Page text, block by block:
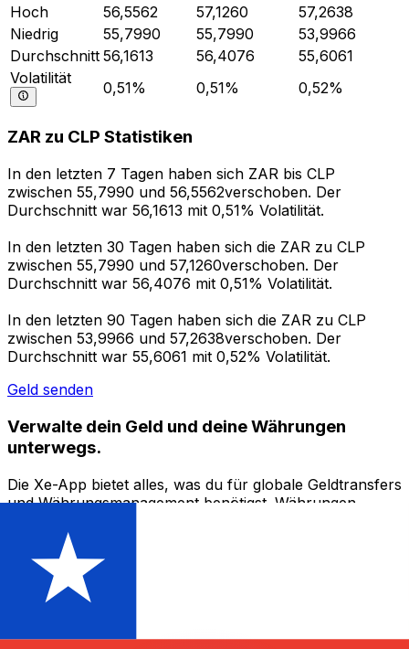
Hoch
56,5562 57,1260
57,2638
Niedrig
55,7990 55,7990
53,9966
Durchschnitt 56,1613 56,4076
55,6061
Volatilität
0,51% 0,51% 0,52%
ZAR zu CLP Statistiken
In den letzten 7 Tagen haben sich ZAR bis CLP
zwischen 55,7990 und 56,5562verschoben. Der
Durchschnitt war 56,1613 mit 0,51% Volatilität.
In den letzten 30 Tagen haben sich die ZAR zu CLP
zwischen 55,7990 und 57,1260verschoben. Der
Durchschnitt war 56,4076 mit 0,51% Volatilität.
In den letzten 90 Tagen haben sich die ZAR zu CLP
zwischen 53,9966 und 57,2638verschoben. Der
Durchschnitt war 55,6061 mit 0,52% Volatilität.
Geld senden
Verwalte dein Geld und deine Währungen
unterwegs.
Die Xe-App bietet alles, was du für globale Geldtransfers
und Währungsmanagement benötigst. Währungen
Geld ins Ausland überweisen, ohne versteckte
Gebühren. Heute herunterladen!